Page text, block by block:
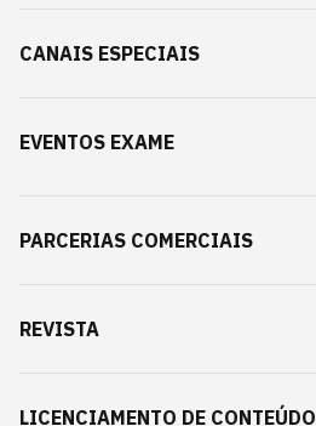
CANAIS ESPECIAIS
EVENTOS EXAME
PARCERIAS COMERCIAIS
REVISTA
LICENCIAMENTO DE CONTEÚDO